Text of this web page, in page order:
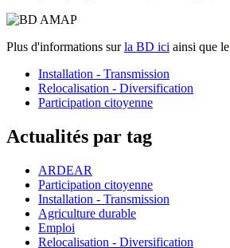
Plus d'informations surla BD ici ainsi que le
Installation - Transmission
Relocalisation - Diversification
Participation citoyenne
Actualités par tag
ARDEAR
Participation citoyenne
Installation - Transmission
Agriculture durable
Emploi
Relocalisation - Diversification